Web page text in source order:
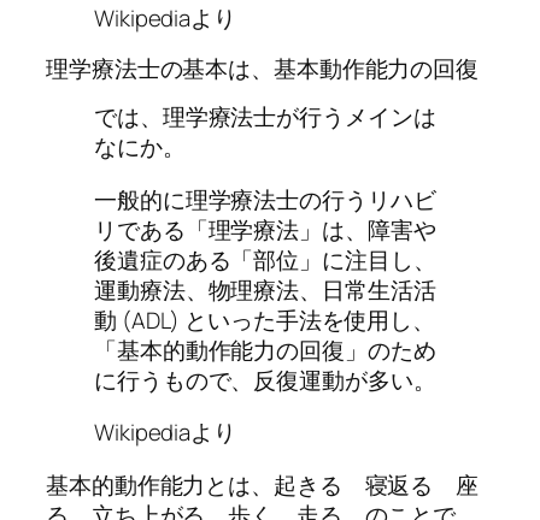
Wikipediaより
理学療法士の基本は、基本動作能力の回復
では、理学療法士が行うメインは
なにか。
一般的に理学療法士の行うリハビ
リである「理学療法」は、障害や
後遺症のある「部位」に注目し、
運動療法、物理療法、日常生活活
動 (ADL) といった手法を使用し、
「基本的動作能力の回復」のため
に行うもので、反復運動が多い。
Wikipediaより
基本的動作能力とは、起きる 寝返る 座